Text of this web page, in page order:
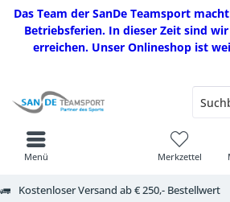
Das Team der SanDe Teamsport
Betriebsferien. In dieser Zeit sind
erreichen. Unser Onlineshop ist
Kostenloser Versand ab € 250,- Bestellwert
Merkzettel
Menü